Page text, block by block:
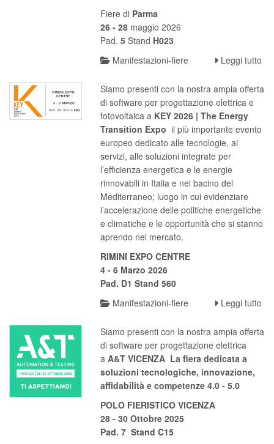
Fiere di Parma
26 - 28 maggio 2026
Pad. 5Stand H023
Manifestazioni-fiere
Leggi tutto
Siamo presenti con la nostra ampia offerta
di software per progettazione elettrica e
fotovoltaica a KEY 2026 | The Energy
Transition Expo il più importante evento
europeo dedicato alle tecnologie, ai
servizi, alle soluzioni integrate per
l’efficienza energetica e le energie
rinnovabili in Italia e nel bacino del
Mediterraneo; luogo in cui evidenziare
l’accelerazione delle politiche energetiche
e climatiche e le opportunità che si stanno
aprendo nel mercato.
RIMINI EXPO CENTRE
4 - 6 Marzo 2026
Pad. D1 Stand 560
Manifestazioni-fiere
Leggi tutto
Siamo presenti con la nostra ampia offerta
di software per progettazione elettrica
aA&T VICENZA La fiera dedicata a
soluzioni tecnologiche, innovazione,
affidabilitàe competenze 4.0 - 5.0
POLO FIERISTICO VICENZA
28 - 30 Ottobre 2025
Pad. 7 Stand C15